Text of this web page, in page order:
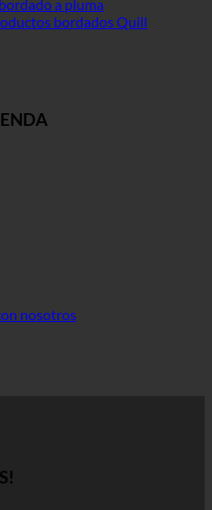
a pluma
bordados Quill
nosotros